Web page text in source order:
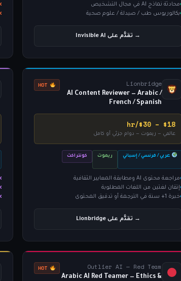
محادثة نماذج AI في مجال التشخيص
بكالوريوس طب / صيدلة / علوم صحية
→ تقدَّم على Invisible AI
Lionbridge
AI Content Reviewer — Arabic /
French / Spanish
HOT
$18 – $30/hr
عالمي — ريموت — دوام جزئي أو كامل
عربي / فرنسي / إسباني ريموت كونتراكت
مراجعة محتوى AI ومطابقة المعايير الثقافية
إتقان لغتين من اللغات المطلوبة
خبرة 1+ سنة في الترجمة أو تدقيق المحتوى
→ تقدَّم على Lionbridge
Outlier AI — Red Team
Arabic AI Red Teamer — Ethics &
HOT